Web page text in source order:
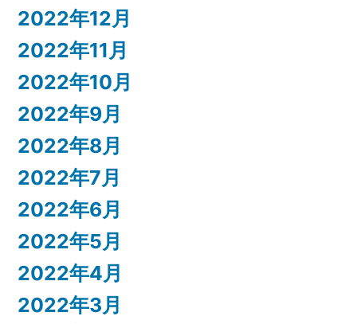
2022年12月
2022年11月
2022年10月
2022年9月
2022年8月
2022年7月
2022年6月
2022年5月
2022年4月
2022年3月